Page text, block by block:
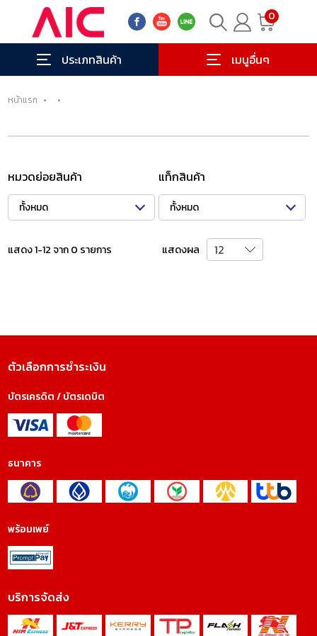
0
ประเภทสินค้า เมนูอื่นๆ
หน้าแรก • •
หมวดย่อยสินค้า
ทั้งหมด
แท็กสินค้า
ทั้งหมด
แสดง 1-12 จาก 0 รายการ แสดงผล
ตัวเลือกการชำระเงิน
บัตรเครดิต / บัตรเดบิต
ธนาคาร
พร้อมเพย์
บริการจัดส่ง